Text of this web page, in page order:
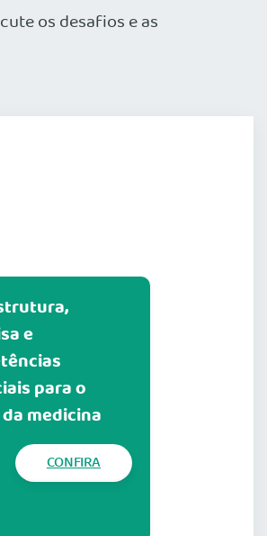
os desafios e as
e
para o
medicina
CONFIRA